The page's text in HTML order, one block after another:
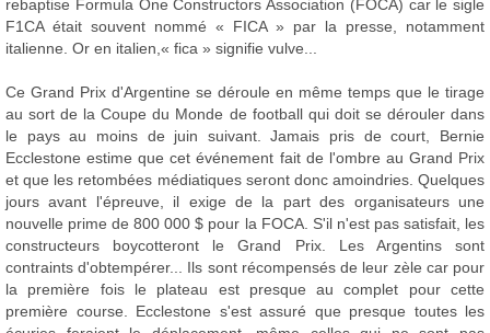
rebaptise Formula One Constructors Association (FOCA) car le sigle
F1CA était souvent nommé « FICA » par la presse, notamment
italienne. Or en italien,« fica » signifie vulve...
Ce Grand Prix d'Argentine se déroule en même temps que le tirage
au sort de la Coupe du Monde de football qui doit se dérouler dans
le pays au moins de juin suivant. Jamais pris de court, Bernie
Ecclestone estime que cet événement fait de l'ombre au Grand Prix
et que les retombées médiatiques seront donc amoindries. Quelques
jours avant l'épreuve, il exige de la part des organisateurs une
nouvelle prime de 800 000 $ pour la FOCA. S'il n'est pas satisfait, les
constructeurs boycotteront le Grand Prix. Les Argentins sont
contraints d'obtempérer... Ils sont récompensés de leur zèle car pour
la première fois le plateau est presque au complet pour cette
première course. Ecclestone s'est assuré que presque toutes les